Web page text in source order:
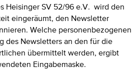
Heisinger SV 52/96 e.V. wird den
eingeräumt, den Newsletter
Welche personenbezogenen
des Newsletters an den für die
übermittelt werden, ergibt
Eingabemaske.